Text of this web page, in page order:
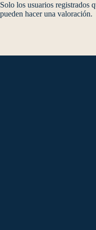
Solo los usuarios registrados
pueden hacer una valoración.